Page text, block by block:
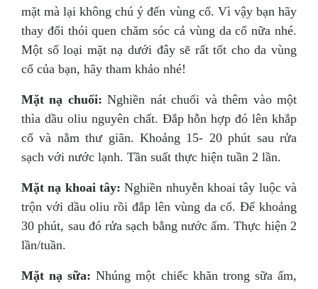
mặt mà lại không chú ý đến vùng cổ. Vì vậy bạn hãy
thay đổi thói quen chăm sóc cả vùng da cổ nữa nhé.
Một số loại mặt nạ dưới đây sẽ rất tốt cho da vùng
cổ của bạn, hãy tham khảo nhé!
Mặt nạ chuối: Nghiền nát chuối và thêm vào một
thìa dầu oliu nguyên chất. Đắp hỗn hợp đó lên khắp
cổ và nằm thư giãn. Khoảng 15- 20 phút sau rửa
sạch với nước lạnh. Tần suất thực hiện tuần 2 lần.
Mặt nạ khoai tây: Nghiền nhuyễn khoai tây luộc và
trộn với dầu oliu rồi đắp lên vùng da cổ. Để khoảng
30 phút, sau đó rửa sạch bằng nước ấm. Thực hiện 2
lần/tuần.
Mặt nạ sữa: Nhúng một chiếc khăn trong sữa ấm,